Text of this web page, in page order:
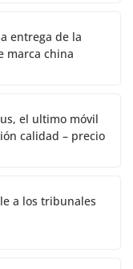
entrega de la
marca china
el ultimo móvil
calidad – precio
a los tribunales